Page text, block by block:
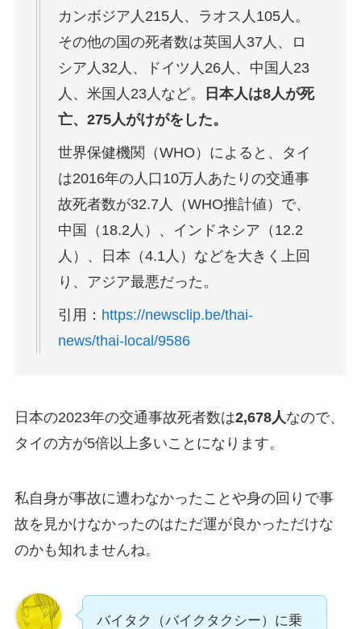
カンボジア人215人、ラオス人105人。
その他の国の死者数は英国人37人、ロ
シア人32人、ドイツ人26人、中国人23
人、米国人23人など。
日本人は8人が死
亡、275人がけがをした。
世界保健機関（WHO）によると、タイ
は2016年の人口10万人あたりの交通事
故死者数が32.7人（WHO推計値）で、
中国（18.2人）、インドネシア（12.2
人）、日本（4.1人）などを大きく上回
り、アジア最悪だった。
引用： https://newsclip.be/thai-
news/thai-local/9586
日本の2023年の交通事故死者数は2,678人なので、
タイの方が5倍以上多いことになります。
私自身が事故に遭わなかったことや身の回りで事
故を見かけなかったのはただ運が良かっただけな
のかも知れませんね。
バイタク（バイクタクシー）に乗